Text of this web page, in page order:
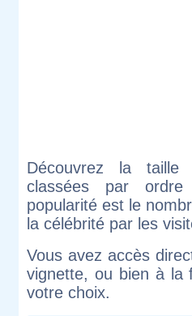
Découvrez la taille
classées par
popularité est le
la célébrité par les
Vous avez accès
vignette, ou bien à la
votre choix.